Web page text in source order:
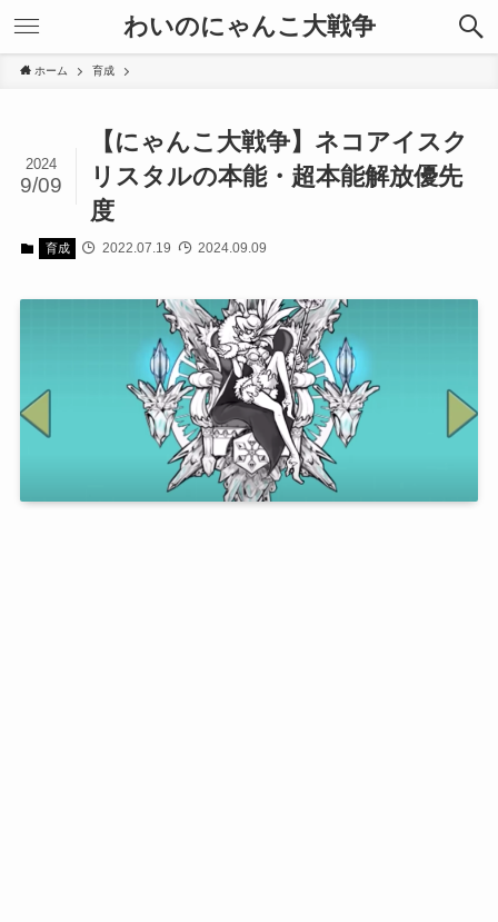
わいのにゃんこ大戦争
ホーム 育成
【にゃんこ大戦争】ネコアイスク
リスタルの本能・超本能解放優先
度
2024
9/09
育成 2022.07.19 2024.09.09